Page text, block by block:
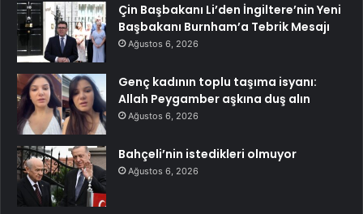
Çin Başbakanı Li’den İngiltere’nin Yeni
Başbakanı Burnham’a Tebrik Mesajı
Ağustos 6, 2026
Genç kadının toplu taşıma isyanı:
Allah Peygamber aşkına duş alın
Ağustos 6, 2026
Bahçeli’nin istedikleri olmuyor
Ağustos 6, 2026